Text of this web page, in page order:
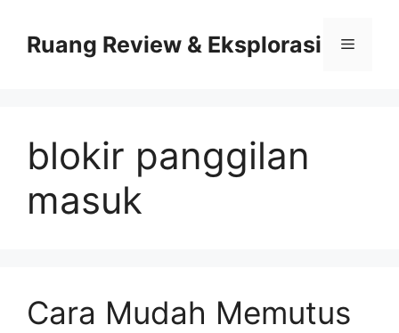
contentRuang Review & Eksplorasi Menu
blokir panggilan
masuk
Cara Mudah Memutus